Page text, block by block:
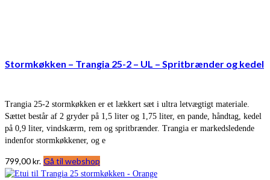
Stormkøkken – Trangia 25-2 – UL – Spritbrænder og kedel
Trangia 25-2 stormkøkken er et lækkert sæt i ultra letvægtigt materiale.
Sættet består af 2 gryder på 1,5 liter og 1,75 liter, en pande, håndtag, kedel
på 0,9 liter, vindskærm, rem og spritbrænder. Trangia er markedsledende
indenfor stormkøkkener, og e
799,00kr. Gå til webshop